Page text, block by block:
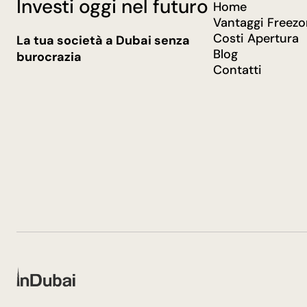
Investi oggi nel futuro
La tua società a Dubai senza
burocrazia
Home
Vantaggi
Costi Apertura
Blog
Contatti